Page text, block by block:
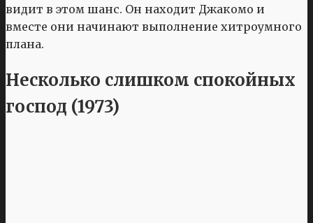
видит в этом шанс. Он находит Джакомо и
вместе они начинают выполнение хитроумного
плана.
Несколько слишком спокойных
господ (1973)